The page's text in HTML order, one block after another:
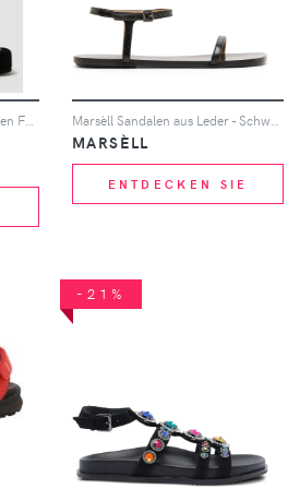
MARSÈLL
ENTDECKEN SIE
-21%